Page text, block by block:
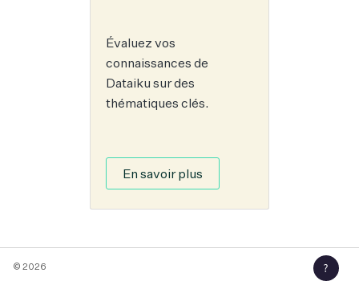
Évaluez vos
connaissances de
Dataiku sur des
thématiques clés.
En savoir plus
© 2026